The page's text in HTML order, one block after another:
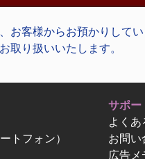
お客様からお預かりして
取り扱いいたします。
トフォン）
サポー
よくあ
お問い
広告